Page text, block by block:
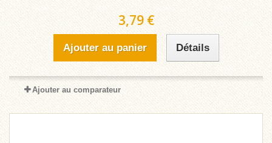
3,79 €
Ajouter au panier Détails
Ajouter au comparateur